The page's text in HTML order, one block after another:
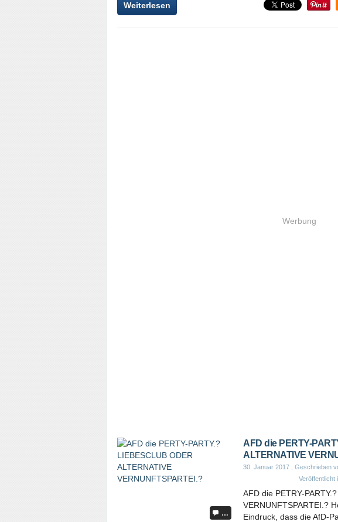
Weiterlesen
Werbung
…
AFD die PERTY-
ALTERNATIVE
30. Januar 2017 , Geschrieben
Veröffentlicht
AFD die PETRY-
VERNUNFTSPARTEI.?
Eindruck, dass die AfD-